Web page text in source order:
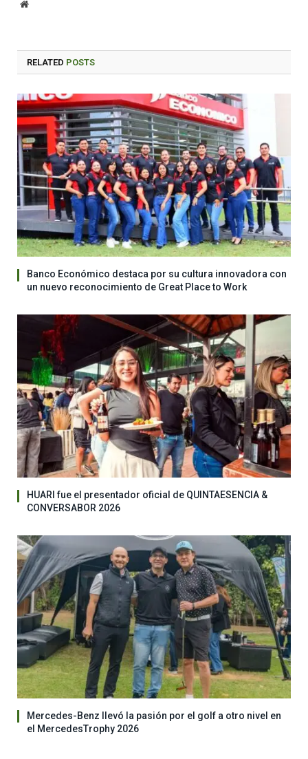
Website
RELATED POSTS
Banco Económico destaca por su cultura innovadora con
un nuevo reconocimiento de Great Place to Work
HUARI fue el presentador oficial de QUINTAESENCIA &
CONVERSABOR 2026
Mercedes-Benz llevó la pasión por el golf a otro nivel en
el MercedesTrophy 2026